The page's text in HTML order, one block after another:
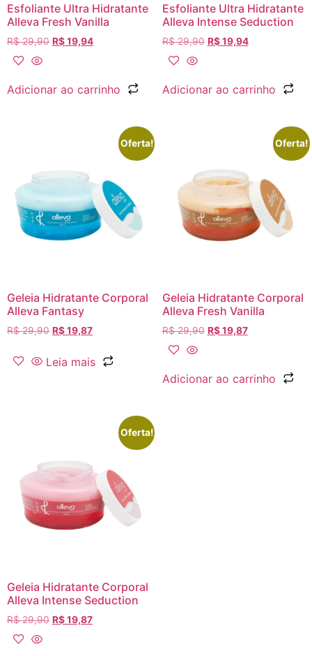
Esfoliante Ultra Hidratante
Alleva Fresh Vanilla
R$29,90 R$19,94
Adicionar ao carrinho
Esfoliante Ultra Hidratante
Alleva Intense Seduction
R$29,90 R$19,94
Adicionar ao carrinho
Oferta!
Geleia Hidratante Corporal
Alleva Fantasy
R$29,90 R$19,87
Leia mais
Oferta!
Geleia Hidratante Corporal
Alleva Fresh Vanilla
R$29,90 R$19,87
Adicionar ao carrinho
Oferta!
Geleia Hidratante Corporal
Alleva Intense Seduction
R$29,90 R$19,87